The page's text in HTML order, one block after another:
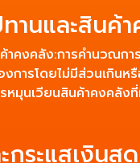
านและสินค้
าคงคลัง:การคำนวณก
การโดยไม่มีส่วนเกินห
หมุนเวียนสินค้าคงคลั
กระแสเงินสด